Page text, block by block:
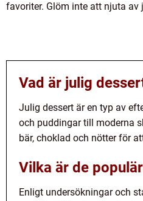
favoriter. Glöm inte att njuta av
Vad är julig
Julig dessert är en typ av
och puddingar till moderna
bär, choklad och nötter för
Vilka är de
Enligt undersökningar och